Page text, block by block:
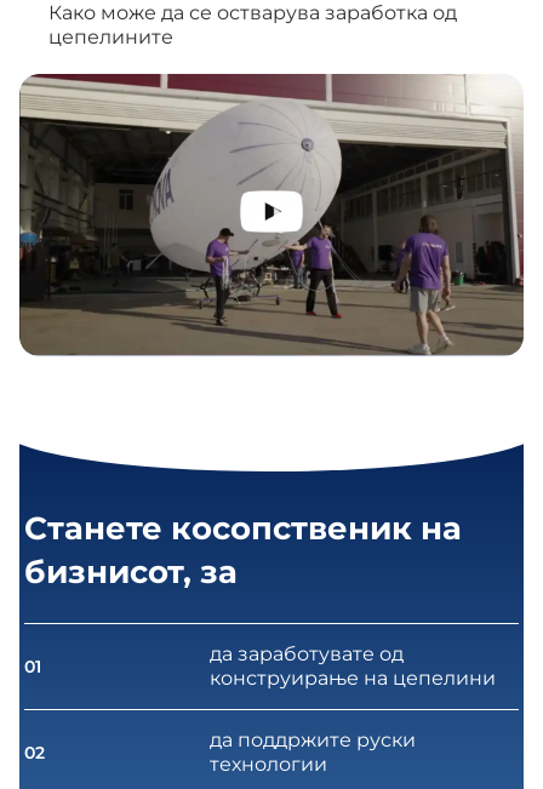
Како може да се остварува заработка од
цепелините
Станете косопственик на
бизнисот, за
01
да заработувате од
конструирање на цепелини
02
да поддржите руски
технологии